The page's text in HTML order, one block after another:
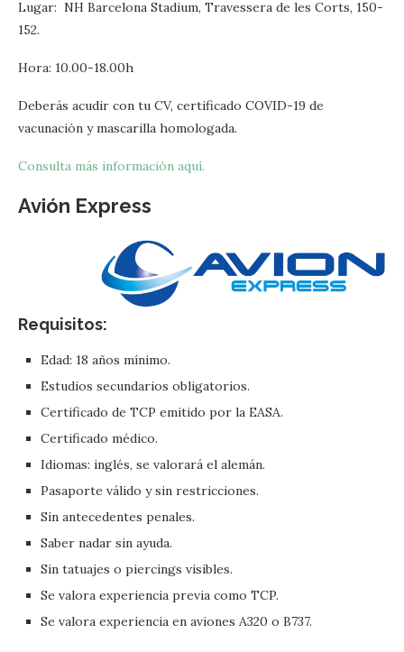
Lugar: NH Barcelona Stadium, Travessera de les Corts, 150-
152.
Hora: 10.00-18.00h
Deberás acudir con tu CV, certificado COVID-19 de
vacunación y mascarilla homologada.
Consulta más información aquí.
Avión Express
Requisitos:
Edad: 18 años mínimo.
Estudios secundarios obligatorios.
Certificado de TCP emitido por la EASA.
Certificado médico.
Idiomas: inglés, se valorará el alemán.
Pasaporte válido y sin restricciones.
Sin antecedentes penales.
Saber nadar sin ayuda.
Sin tatuajes o piercings visibles.
Se valora experiencia previa como TCP.
Se valora experiencia en aviones A320 o B737.